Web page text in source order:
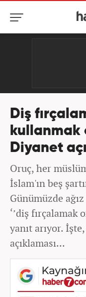
Diş
kullanmak
Diyanet
Oruç, her
İslam'ın beş
Günümüzde
‘’diş fırçalamak
yanıt arıyor.
açıklaması...